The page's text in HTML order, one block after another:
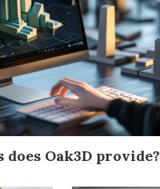
Oak3D provide?